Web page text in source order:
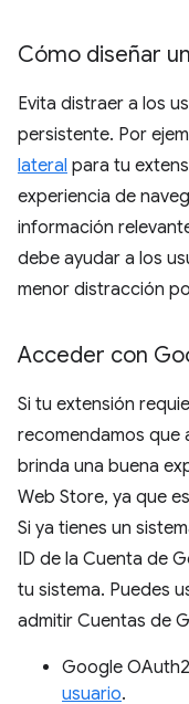
Cómo diseñar
Evita distraer a los
persistente. Por
lateral para tu
experiencia de
información
debe ayudar a los
menor distracción
Acceder con
Si tu extensión
recomendamos que
brinda una buena
Web Store, ya que
Si ya tienes un
ID de la Cuenta de
tu sistema. Puedes
admitir Cuentas de
Google
usuario.